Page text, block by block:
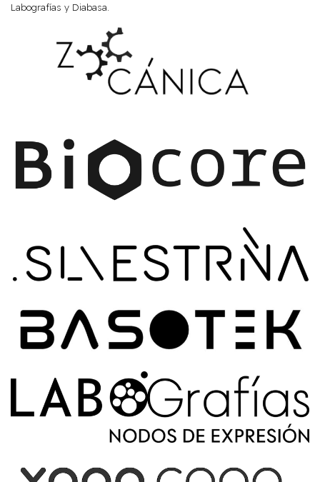
Labografías y Diabasa.